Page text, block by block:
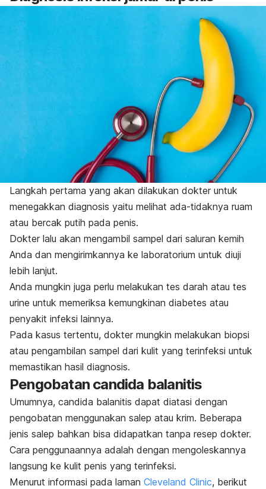
Langkah pertama yang akan dilakukan dokter untuk
menegakkan diagnosis yaitu melihat ada-tidaknya ruam
atau bercak putih pada penis.
Dokter lalu akan mengambil sampel dari saluran kemih
Anda dan mengirimkannya ke laboratorium untuk diuji
lebih lanjut.
Anda mungkin juga perlu melakukan tes darah atau tes
urine untuk memeriksa kemungkinan diabetes atau
penyakit infeksi lainnya.
Pada kasus tertentu, dokter mungkin melakukan biopsi
atau pengambilan sampel dari kulit yang terinfeksi untuk
memastikan hasil diagnosis.
Pengobatan candida balanitis
Umumnya, candida balanitis dapat diatasi dengan
pengobatan menggunakan salep atau krim. Beberapa
jenis salep bahkan bisa didapatkan tanpa resep dokter.
Cara penggunaannya adalah dengan mengoleskannya
langsung ke kulit penis yang terinfeksi.
Menurut informasi pada laman Cleveland Clinic, berikut